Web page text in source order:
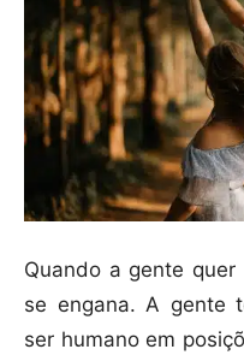
Quando a gente
se engana. A gente
ser humano em